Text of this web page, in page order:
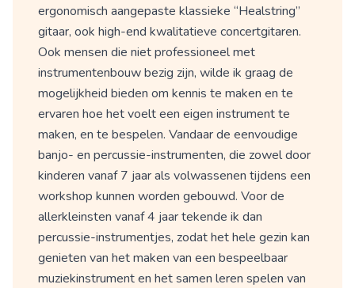
ergonomisch aangepaste klassieke “Healstring”
gitaar, ook high-end kwalitatieve concertgitaren.
Ook mensen die niet professioneel met
instrumentenbouw bezig zijn, wilde ik graag de
mogelijkheid bieden om kennis te maken en te
ervaren hoe het voelt een eigen instrument te
maken, en te bespelen. Vandaar de eenvoudige
banjo- en percussie-instrumenten, die zowel door
kinderen vanaf 7 jaar als volwassenen tijdens een
workshop kunnen worden gebouwd. Voor de
allerkleinsten vanaf 4 jaar tekende ik dan
percussie-instrumentjes, zodat het hele gezin kan
genieten van het maken van een bespeelbaar
muziekinstrument en het samen leren spelen van